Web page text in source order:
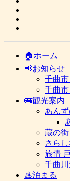
🏠ホーム
📢お知らせ
千曲市
千曲市
🚌観光案内
あん
蔵の
さら
旅情
千曲
♨泊まる